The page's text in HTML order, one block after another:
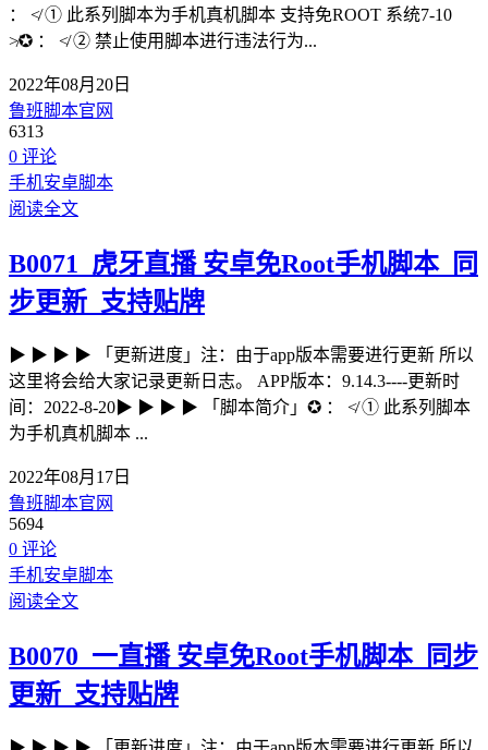
： ≮ ① 此系列脚本为手机真机脚本 支持免ROOT 系统7-10
≯✪ ： ≮ ② 禁止使用脚本进行违法行为...
2022年08月20日
鲁班脚本官网
6313
0 评论
手机安卓脚本
阅读全文
B0071_虎牙直播 安卓免Root手机脚本_同
步更新_支持贴牌
▶ ▶ ▶ ▶ 「更新进度」注：由于app版本需要进行更新 所以
这里将会给大家记录更新日志。 APP版本：9.14.3----更新时
间：2022-8-20▶ ▶ ▶ ▶ 「脚本简介」✪ ： ≮ ① 此系列脚本
为手机真机脚本 ...
2022年08月17日
鲁班脚本官网
5694
0 评论
手机安卓脚本
阅读全文
B0070_一直播 安卓免Root手机脚本_同步
更新_支持贴牌